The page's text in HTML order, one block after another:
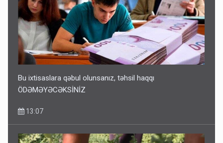
Bu ixtisaslara qəbul olunsanız, təhsil haqqı
ÖDƏMƏYƏCƏKSİNİZ
13:07